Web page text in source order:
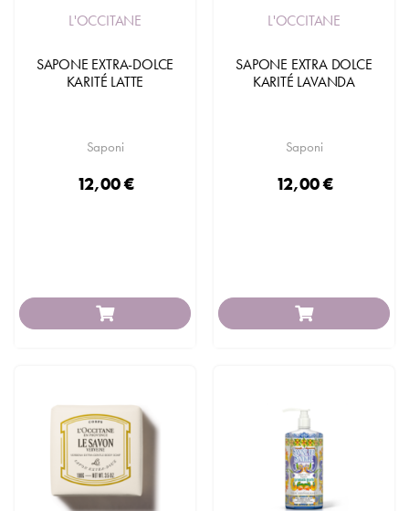
L'OCCITANE
SAPONE EXTRA-DOLCE
KARITÉ LATTE
Saponi
12,00 €
L'OCCITANE
SAPONE EXTRA DOLCE
KARITÉ LAVANDA
Saponi
12,00 €